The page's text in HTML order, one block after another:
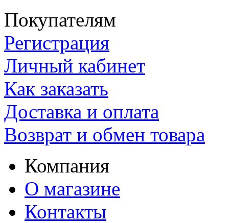
Покупателям
Регистрация
Личный кабинет
Как заказать
Доставка и оплата
Возврат и обмен товара
Компания
О магазине
Контакты